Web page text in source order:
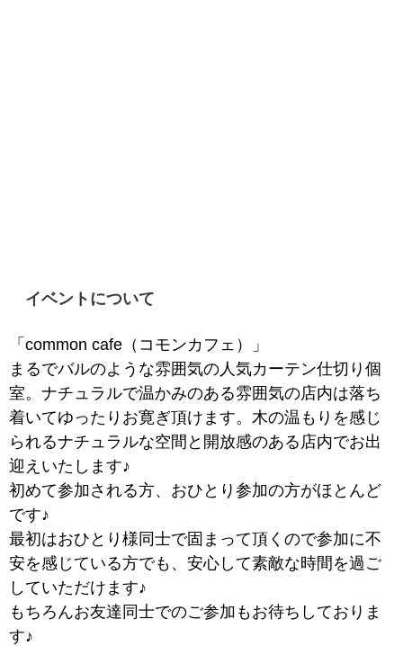
イベントについて
「common cafe（コモンカフェ）」
まるでバルのような雰囲気の人気カーテン仕切り個
室。ナチュラルで温かみのある雰囲気の店内は落ち
着いてゆったりお寛ぎ頂けます。木の温もりを感じ
られるナチュラルな空間と開放感のある店内でお出
迎えいたします♪
初めて参加される方、おひとり参加の方がほとんど
です♪
最初はおひとり様同士で固まって頂くので参加に不
安を感じている方でも、安心して素敵な時間を過ご
していただけます♪
もちろんお友達同士でのご参加もお待ちしておりま
す♪